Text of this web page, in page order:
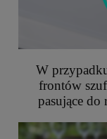
W
frontów
pasujące do